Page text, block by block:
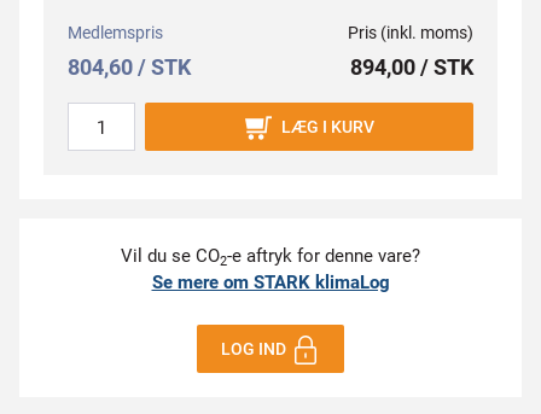
Medlemspris
804,60 / STK
Pris (inkl. moms)
894,00 / STK
LÆG I KURV
Vil du se CO2-e aftryk for denne vare?
Se mere om STARK klimaLog
LOG IND